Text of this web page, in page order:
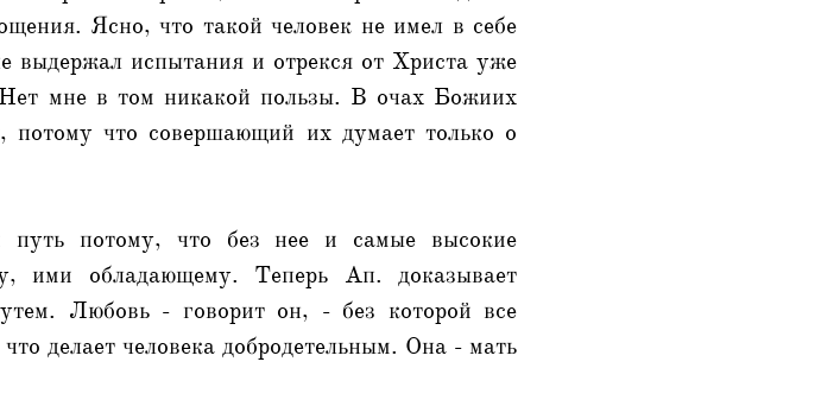
Ясно, что такой человек не имел в себе
испытания и отрекся от Христа уже
мне в том никакой пользы. В очах Божиих
потому что совершающий их думает только о
потому, что без нее и самые высокие
ими обладающему. Теперь Ап. доказывает
Любовь - говорит он, - без которой все
делает человека добродетельным. Она - мать